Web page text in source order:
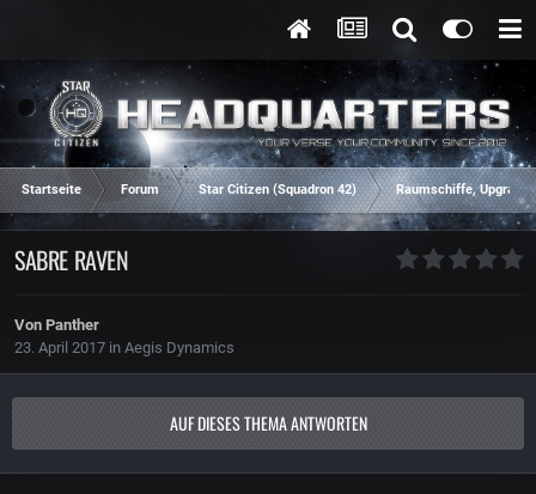
Startseite Forum Star Citizen (Squadron 42) Raumschiffe,
SABRE RAVEN
Von Panther
23. April 2017 in Aegis Dynamics
AUF DIESES THEMA ANTWORTEN